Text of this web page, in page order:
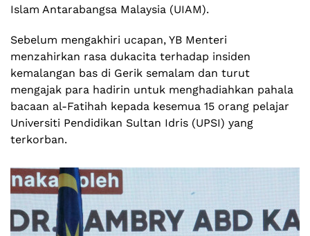
Islam Antarabangsa Malaysia (UIAM).
Sebelum mengakhiri ucapan, YB Menteri
menzahirkan rasa dukacita terhadap insiden
kemalangan bas di Gerik semalam dan turut
mengajak para hadirin untuk menghadiahkan pahala
bacaan al-Fatihah kepada kesemua 15 orang pelajar
Universiti Pendidikan Sultan Idris (UPSI) yang
terkorban.